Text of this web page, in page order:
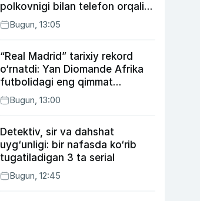
polkovnigi bilan telefon orqali
suhbatlashdi
Bugun, 13:05
“Real Madrid” tarixiy rekord
o‘rnatdi: Yan Diomande Afrika
futbolidagi eng qimmat
transferga aylandi
Bugun, 13:00
Detektiv, sir va dahshat
uyg‘unligi: bir nafasda ko‘rib
tugatiladigan 3 ta serial
Bugun, 12:45